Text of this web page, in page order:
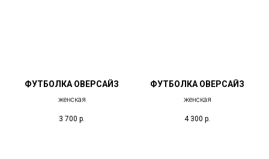
ФУТБОЛКА ОВЕРСАЙЗ
женская
3 700 р.
ФУТБОЛКА ОВЕРСАЙЗ
женская
4 300 р.